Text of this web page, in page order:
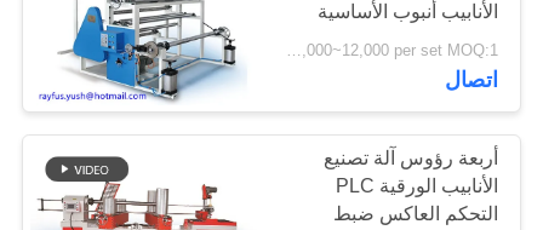
اطلب
اقتباس
خريطة
الموقع
الأنابيب أنبوب الأساسية
صنع
اتصال
أربعة رؤوس آلة تصنيع
الأنابيب الورقية PLC
التحكم العاكس ضبط